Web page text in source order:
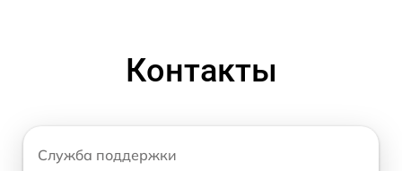
Контакты
Служба поддержки